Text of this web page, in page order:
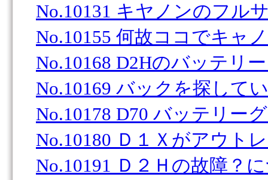
No.10131 キヤノンのフル
No.10155 何故ココでキャ
No.10168 D2Hのバッテリ
No.10169 バックを探して
No.10178 D70 バッテリー
No.10180 Ｄ１Ｘがアウト
No.10191 Ｄ２Ｈの故障？